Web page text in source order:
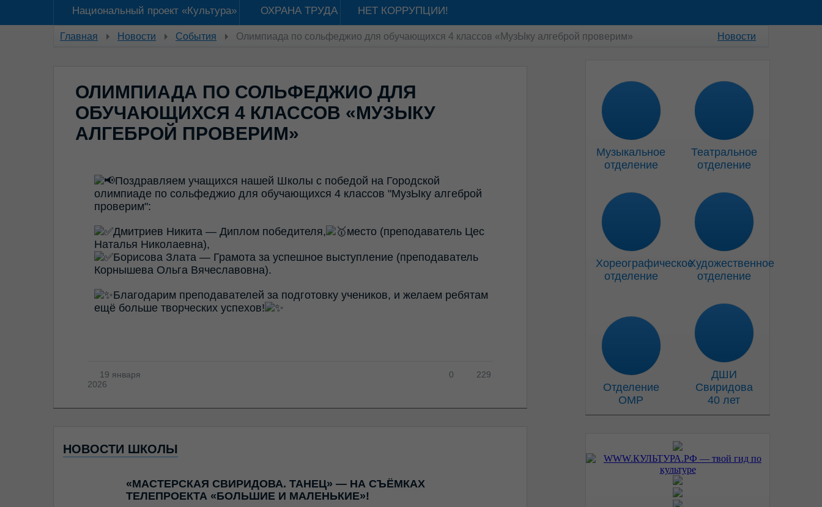
Национальный проект «Культура» ОХРАНА ТРУДА НЕТ КОРРУПЦИИ!
Новости
Главная Новости События Олимпиада по сольфеджио для обучающихся 4 классов «МузЫку алгеброй проверим»
ОЛИМПИАДА ПО СОЛЬФЕДЖИО ДЛЯ
ОБУЧАЮЩИХСЯ 4 КЛАССОВ «МУЗЫКУ
АЛГЕБРОЙ ПРОВЕРИМ»
Поздравляем учащихся нашей Школы с победой на Городской
олимпиаде по сольфеджио для обучающихся 4 классов "МузЫку алгеброй
проверим":
Дмитриев Никита — Диплом победителя,
место (преподаватель Цес
Наталья Николаевна),
Борисова Злата — Грамота за успешное выступление (преподаватель
Корнышева Ольга Вячеславовна).
Благодарим преподавателей за подготовку учеников, и желаем ребятам
ещё больше творческих успехов!
19 января
2026
229
0
НОВОСТИ ШКОЛЫ
«МАСТЕРСКАЯ СВИРИДОВА. ТАНЕЦ» — НА СЪЁМКАХ
ТЕЛЕПРОЕКТА «БОЛЬШИЕ И МАЛЕНЬКИЕ»!
Музыкальное
отделение
Театральное
отделение
Хореографическое
отделение
Художественное
отделение
Отделение
ОМР
ДШИ
Свиридова
40 лет